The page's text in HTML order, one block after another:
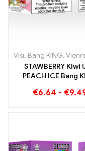
Visi, Bang KING,Vienreizējās lietošanas
STAWBERRY KIwi
PEACH ICE Bang
vienreizējās
€6.64 - €